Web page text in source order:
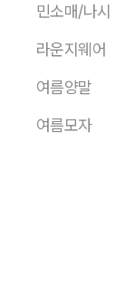
민소매/나시
라운지웨어
여름양말
여름모자